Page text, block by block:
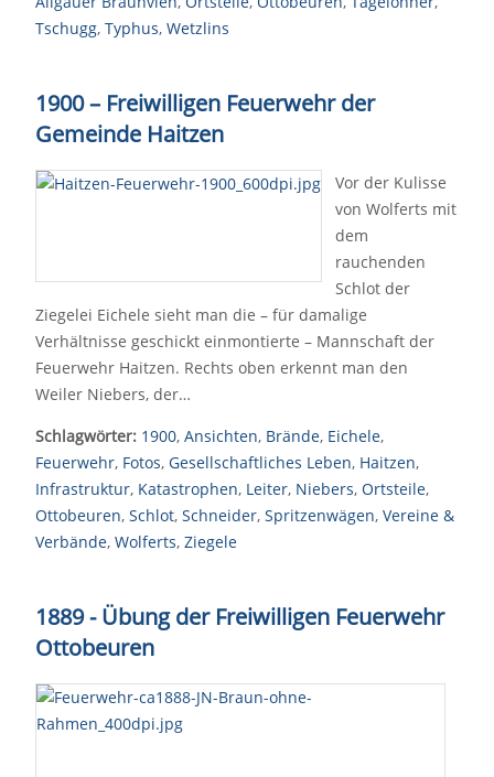
Tschugg, Typhus, Wetzlins
1900 – Freiwilligen Feuerwehr der
Gemeinde Haitzen
Vor der Kulisse
von Wolferts mit
dem
rauchenden
Schlot der
Ziegelei Eichele sieht man die – für damalige
Verhältnisse geschickt einmontierte – Mannschaft der
Feuerwehr Haitzen. Rechts oben erkennt man den
Weiler Niebers, der…
Schlagwörter: 1900, Ansichten, Brände, Eichele,
Feuerwehr, Fotos, Gesellschaftliches Leben, Haitzen,
Infrastruktur, Katastrophen, Leiter, Niebers, Ortsteile,
Ottobeuren, Schlot, Schneider, Spritzenwägen, Vereine &
Verbände, Wolferts, Ziegele
1889 - Übung der Freiwilligen Feuerwehr
Ottobeuren